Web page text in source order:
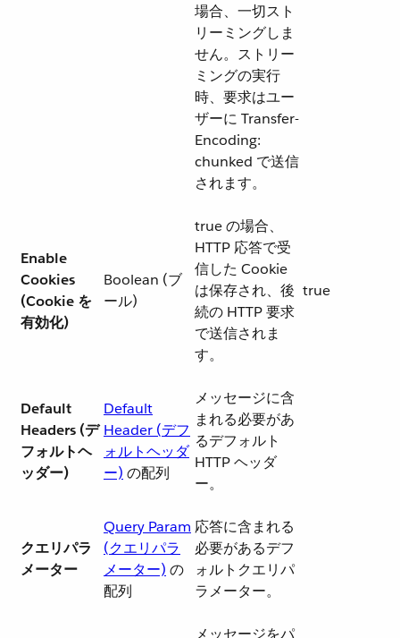
場合、一切スト
リーミングしま
せん。ストリー
ミングの実行
時、要求はユー
ザーに Transfer-
Encoding:
chunked で送信
されます。
Enable
Cookies
(Cookie を
有効化)
Boolean (ブ
ール)
true の場合、
HTTP 応答で受
信した Cookie
は保存され、後
続の HTTP 要求
で送信されま
す。
true
Default
Headers (デ
フォルトヘ
ッダー)
Default
Header (デフ
ォルトヘッダ
ー) ​ の配列
メッセージに含
まれる必要があ
るデフォルト
HTTP ヘッダ
ー。
クエリパラ
メーター
Query Param
(クエリパラ
メーター) ​ の
配列
応答に含まれる
必要があるデフ
ォルトクエリパ
ラメーター。
メッセージをパ